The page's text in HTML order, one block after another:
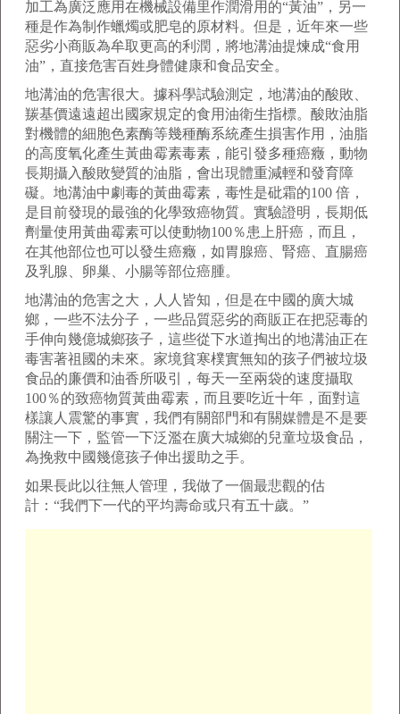
加工為廣泛應用在機械設備里作潤滑用的“黃油”，另一
種是作為制作蠟燭或肥皂的原材料。但是，近年來一些
惡劣小商販為牟取更高的利潤，將地溝油提煉成“食用
油”，直接危害百姓身體健康和食品安全。
地溝油的危害很大。據科學試驗測定，地溝油的酸敗、
羰基價遠遠超出國家規定的食用油衛生指標。酸敗油脂
對機體的細胞色素酶等幾種酶系統產生損害作用，油脂
的高度氧化產生黃曲霉素毒素，能引發多種癌癥，動物
長期攝入酸敗變質的油脂，會出現體重減輕和發育障
礙。地溝油中劇毒的黃曲霉素，毒性是砒霜的100 倍，
是目前發現的最強的化學致癌物質。實驗證明，長期低
劑量使用黃曲霉素可以使動物100％患上肝癌，而且，
在其他部位也可以發生癌癥，如胃腺癌、腎癌、直腸癌
及乳腺、卵巢、小腸等部位癌腫。
地溝油的危害之大，人人皆知，但是在中國的廣大城
鄉，一些不法分子，一些品質惡劣的商販正在把惡毒的
手伸向幾億城鄉孩子，這些從下水道掏出的地溝油正在
毒害著祖國的未來。家境貧寒樸實無知的孩子們被垃圾
食品的廉價和油香所吸引，每天一至兩袋的速度攝取
100％的致癌物質黃曲霉素，而且要吃近十年，面對這
樣讓人震驚的事實，我們有關部門和有關媒體是不是要
關注一下，監管一下泛濫在廣大城鄉的兒童垃圾食品，
為挽救中國幾億孩子伸出援助之手。
如果長此以往無人管理，我做了一個最悲觀的估
計：“我們下一代的平均壽命或只有五十歲。”